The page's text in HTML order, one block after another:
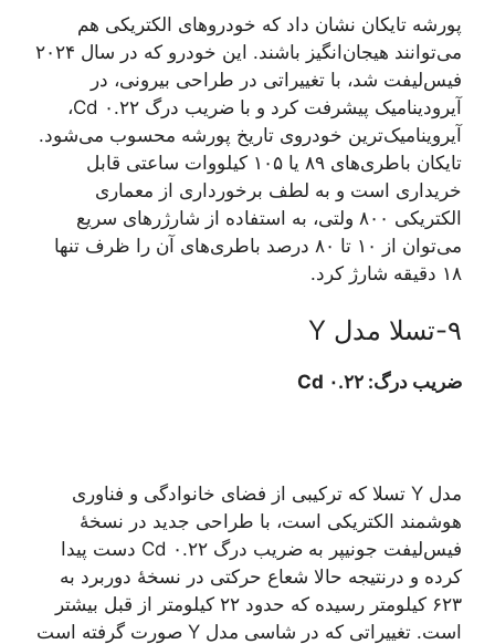
پورشه تایکان نشان داد که خودروهای الکتریکی هم
می‌توانند هیجان‌انگیز باشند. این خودرو که در سال ۲۰۲۴
فیس‌لیفت شد، با تغییراتی در طراحی بیرونی، در
آیرودینامیک پیشرفت کرد و با ضریب درگ ۰.۲۲ Cd،
آیروینامیک‌ترین خودروی تاریخ پورشه محسوب می‌شود.
تایکان باطری‌های ۸۹ یا ۱۰۵ کیلووات ساعتی قابل
خریداری است و به لطف برخورداری از معماری
الکتریکی ۸۰۰ ولتی، به استفاده از شارژرهای سریع
می‌توان از ۱۰ تا ۸۰ درصد باطری‌های آن را ظرف تنها
۱۸ دقیقه شارژ کرد.
۹-تسلا مدل Y
ضریب درگ: ۰.۲۲ Cd
مدل Y تسلا که ترکیبی از فضای خانوادگی و فناوری
هوشمند الکتریکی است، با طراحی جدید در نسخهٔ
فیس‌لیفت جونیپر به ضریب درگ ۰.۲۲ Cd دست پیدا
کرده و درنتیجه حالا شعاع حرکتی در نسخهٔ دوربرد به
۶۲۳ کیلومتر رسیده که حدود ۲۲ کیلومتر از قبل بیشتر
است. تغییراتی که در شاسی مدل Y صورت گرفته است